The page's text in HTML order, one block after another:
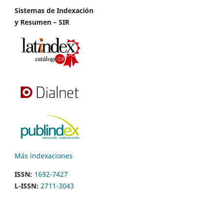
Sistemas de Indexación
y Resumen – SIR
Más indexaciones
ISSN: 1692-7427
L-ISSN: 2711-3043